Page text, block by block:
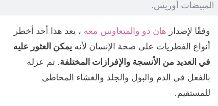
المبيضات أوريس.
وفقًا لإصدار هان دو والمتعاونين معه ، يعد هذا أحد أخطر
أنواع الفطريات على صحة الإنسان لأنه يمكن العثور عليه
في العديد من الأنسجة والإفرازات المختلفة. تم عزله
بالفعل في الدم والبول والجلد والغشاء المخاطي
للمستقيم.